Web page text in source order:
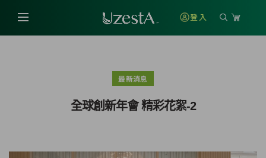
登入
最新消息
全球創新年會 精彩花絮-2